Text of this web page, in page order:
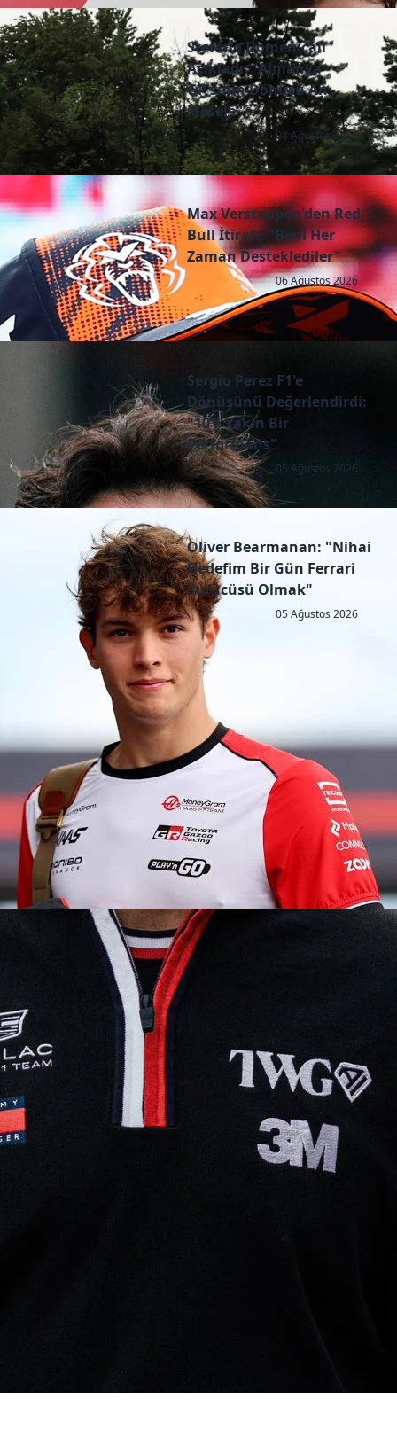
Stefano Domenicali
Açıkladı: "Almanya
GP'sinin Dönüşü An
Mesele "
08 Ağustos 2026
Max Verstappen'den Red
Bull İtirafı: "Beni Her
Zaman Desteklediler"
06 Ağustos 2026
Sergio Perez F1'e
Dönüşünü Değerlendirdi:
"10'a Yakın Bir
Performans"
05 Ağustos 2026
Oliver Bearmanan: "Nihai
Hedefim Bir Gün Ferrari
Sürücüsü Olmak"
05 Ağustos 2026
Copyright © 2026 - All right reserved by RaceResult